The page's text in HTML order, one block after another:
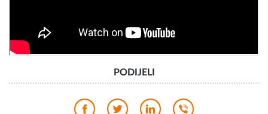
PODIJELI